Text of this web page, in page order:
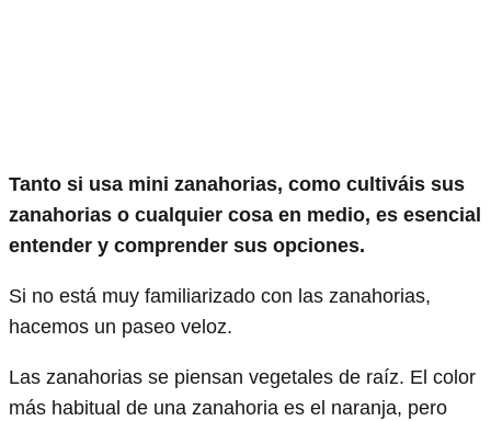
Tanto si usa mini zanahorias, como cultiváis sus
zanahorias o cualquier cosa en medio, es esencial
entender y comprender sus opciones.
Si no está muy familiarizado con las zanahorias,
hacemos un paseo veloz.
Las zanahorias se piensan vegetales de raíz. El color
más habitual de una zanahoria es el naranja, pero